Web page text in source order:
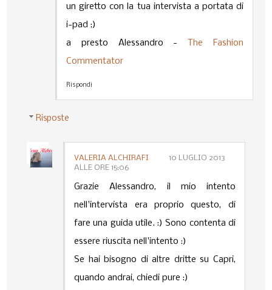
un giretto con la tua intervista a portata di
i-pad ;)
a presto Alessandro -
The Fashion
Commentator
Rispondi
Risposte
VALERIA ALCHIRAFI
10 LUGLIO 2013
ALLE ORE 15:06
Grazie Alessandro, il mio intento
nell'intervista era proprio questo, di
fare una guida utile. :) Sono contenta di
essere riuscita nell'intento :)
Se hai bisogno di altre dritte su Capri,
quando andrai, chiedi pure :)